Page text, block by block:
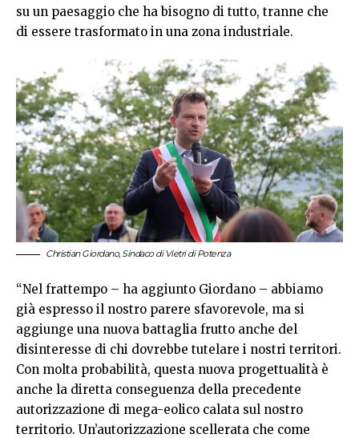
su un paesaggio che ha bisogno di tutto, tranne che
di essere trasformato in una zona industriale.
Christian Giordano, Sindaco di Vietri di Potenza
“Nel frattempo – ha aggiunto Giordano – abbiamo
già espresso il nostro parere sfavorevole, ma si
aggiunge una nuova battaglia frutto anche del
disinteresse di chi dovrebbe tutelare i nostri territori.
Con molta probabilità, questa nuova progettualità è
anche la diretta conseguenza della precedente
autorizzazione di mega-eolico calata sul nostro
territorio. Un’autorizzazione scellerata che come